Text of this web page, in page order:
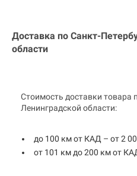
Доставка по Санкт-
области
Стоимость доставки товара
Ленинградской области:
до 100 км от КАД – от 2
от 101 км до 200 км от